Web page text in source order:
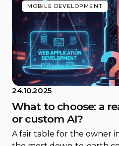
MOBILE DEVELOPMENT
24.10.2025
What to choose: a
or custom AI?
A fair table for the owner